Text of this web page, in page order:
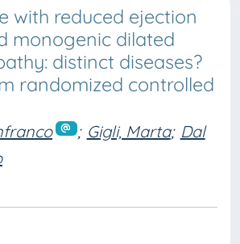
with reduced ejection
monogenic dilated
distinct diseases?
randomized controlled
; Gigli, Marta; Dal